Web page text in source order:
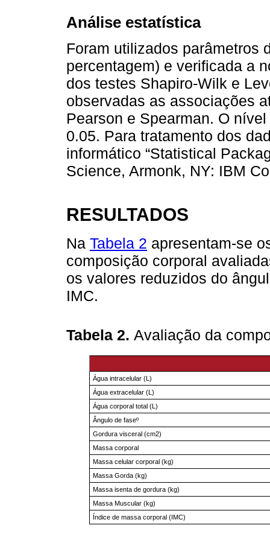
Análise estatística
Foram utilizados parâmetros
percentagem) e verificada a
dos testes Shapiro-Wilk e
observadas as associações
Pearson e Spearman. O
0.05. Para tratamento dos
informático “Statistical
Science, Armonk, NY: IBM
RESULTADOS
Na Tabela 2 apresentam-se
composição corporal
os valores reduzidos do
IMC.
Tabela 2. Avaliação da
Água intracelular (L)
Água extracelular (L)
Água corporal total (L)
Ângulo de faseº
Gordura visceral (cm2)
Massa corporal
Massa celular corporal (kg)
Massa Gorda (kg)
Massa isenta de gordura (kg)
Massa Muscular (kg)
Índice de massa corporal (IMC)